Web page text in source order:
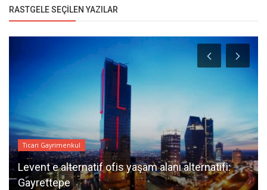
RASTGELE SEÇILEN YAZILAR
Ticari Gayrimenkul
Levent e alternatif ofis yaşam alanı alternatifi:
Gayrettepe